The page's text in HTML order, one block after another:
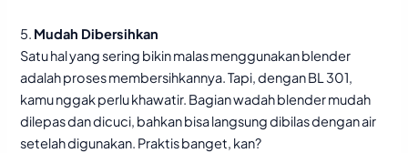
5. Mudah Dibersihkan
Satu hal yang sering bikin malas menggunakan blender
adalah proses membersihkannya. Tapi, dengan BL 301,
kamu nggak perlu khawatir. Bagian wadah blender mudah
dilepas dan dicuci, bahkan bisa langsung dibilas dengan air
setelah digunakan. Praktis banget, kan?